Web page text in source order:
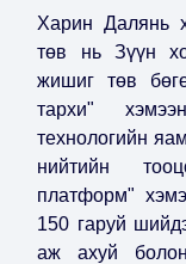
Харин Далянь
төв нь Зүүн
жишиг төв
тархи"
технологийн
нийтийн
платформ"
150 гаруй
аж ахуй